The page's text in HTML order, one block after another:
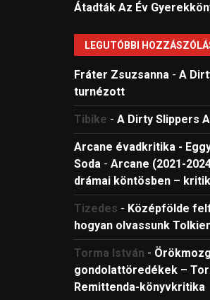
Átadták Az Év
LEGUTÓBBI
Fráter Zsuzsanna -A
turnézott
Tibike -A Dirty Slippers
Arcane évadkritika -
Soda -Arcane (2021-
drámai köntösben –
Tizedes - Középfölde
hogyan olvassunk
Torma István -
gondolattöredékek –
Remittenda-könyvkritika